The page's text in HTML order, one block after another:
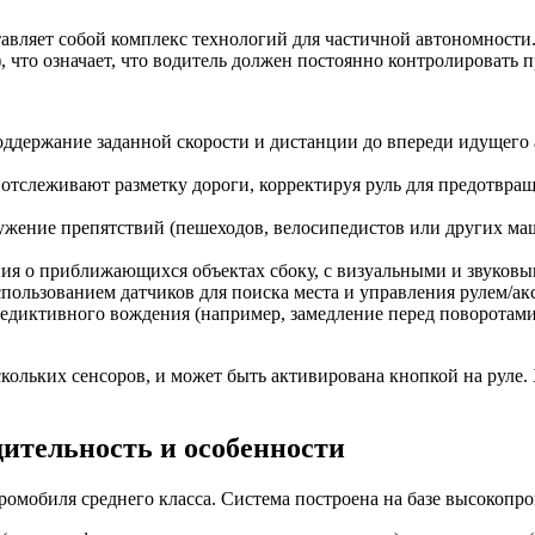
собой комплекс технологий для частичной
означает, что водитель должен постоянно контролировать
заданной скорости и дистанции до впереди
разметку дороги, корректируя руль для
препятствий (пешеходов, велосипедистов или других
о приближающихся объектах сбоку, с визуальными и
датчиков для поиска места и управления рулем/
вождения (например, замедление перед
сенсоров, и может быть активирована кнопкой на
и особенности
среднего класса. Система построена на базе